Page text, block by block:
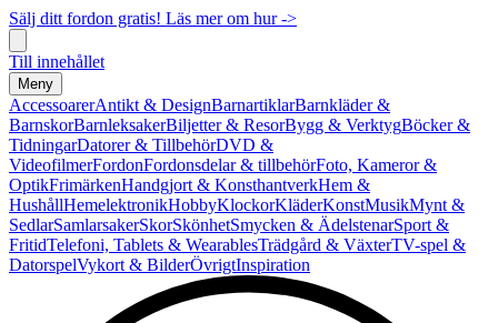
Sälj ditt fordon gratis! Läs mer om hur ->
Till innehållet
Meny
AccessoarerAntikt & DesignBarnartiklarBarnkläder &
BarnskorBarnleksakerBiljetter & ResorBygg & VerktygBöcker &
TidningarDatorer & TillbehörDVD &
VideofilmerFordonFordonsdelar & tillbehörFoto, Kameror &
OptikFrimärkenHandgjort & KonsthantverkHem &
HushållHemelektronikHobbyKlockorKläderKonstMusikMynt &
SedlarSamlarsakerSkorSkönhetSmycken & ÄdelstenarSport &
FritidTelefoni, Tablets & WearablesTrädgård & VäxterTV-spel &
DatorspelVykort & BilderÖvrigtInspiration